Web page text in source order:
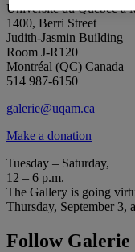
Université du Québec à
1400, Berri Street
Judith-Jasmin Building
Room J-R120
Montréal (QC) Canada
514 987-6150
galerie@uqam.ca
Make a donation
Tuesday – Saturday,
12 – 6 p.m.
The Gallery is going
Thursday, September 3,
Follow